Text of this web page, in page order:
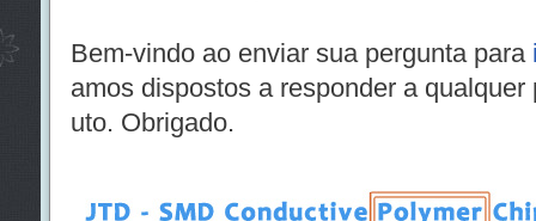
Bem-vindo ao enviar sua pergunta para
amos dispostos a responder a
uto. Obrigado.